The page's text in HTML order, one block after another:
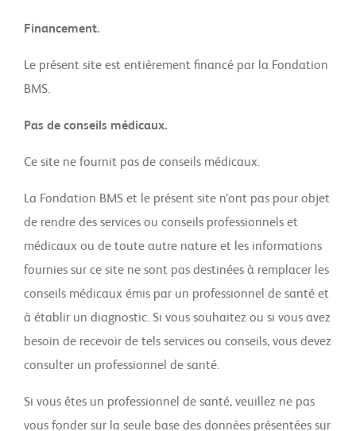
Financement.
Le présent site est entièrement financé par la Fondation
BMS.
Pas de conseils médicaux.
Ce site ne fournit pas de conseils médicaux.
La Fondation BMS et le présent site n’ont pas pour objet
de rendre des services ou conseils professionnels et
médicaux ou de toute autre nature et les informations
fournies sur ce site ne sont pas destinées à remplacer les
conseils médicaux émis par un professionnel de santé et
à établir un diagnostic. Si vous souhaitez ou si vous avez
besoin de recevoir de tels services ou conseils, vous devez
consulter un professionnel de santé.
Si vous êtes un professionnel de santé, veuillez ne pas
vous fonder sur la seule base des données présentées sur